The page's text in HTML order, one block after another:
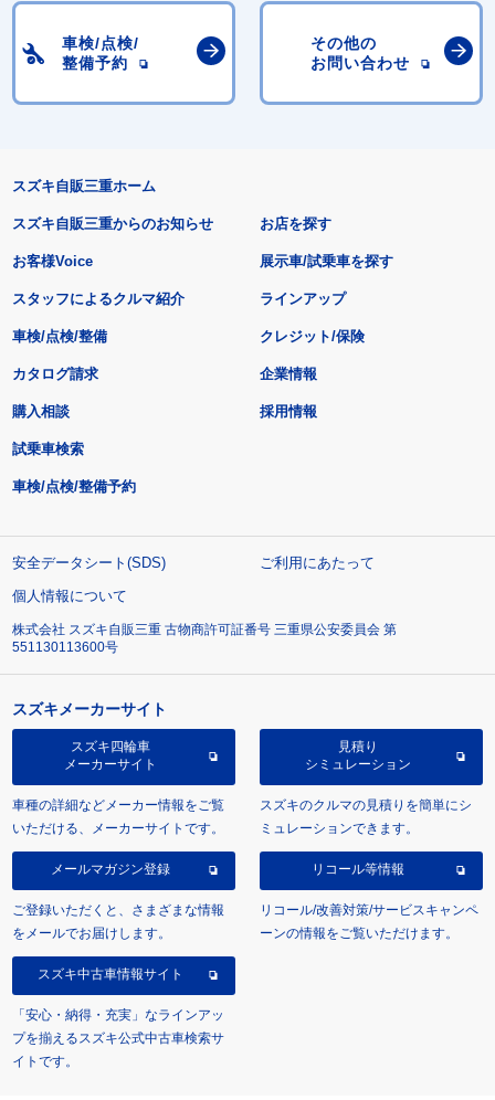
車検/点検/
整備予約
その他の
お問い合わせ
スズキ自販三重ホーム
スズキ自販三重からのお知らせ
お客様Voice
スタッフによるクルマ紹介
お店を探す
展示車/試乗車を探す
ラインアップ
車検/点検/整備 クレジット/保険
カタログ請求
購入相談
試乗車検索
車検/点検/整備予約
企業情報
採用情報
安全データシート(SDS)
ご利用にあたって
個人情報について
株式会社 スズキ自販三重 古物商許可証番号 三重県公安委員会 第
551130113600号
スズキメーカーサイト
スズキ四輪車
メーカーサイト
車種の詳細などメーカー情報をご覧
いただける、メーカーサイトです。
見積り
シミュレーション
スズキのクルマの見積りを簡単にシ
ミュレーションできます。
メールマガジン登録
ご登録いただくと、さまざまな情報
をメールでお届けします。
リコール等情報
リコール/改善対策/サービスキャンペ
ーンの情報をご覧いただけます。
スズキ中古車情報サイト
「安心・納得・充実」なラインアッ
プを揃えるスズキ公式中古車検索サ
イトです。